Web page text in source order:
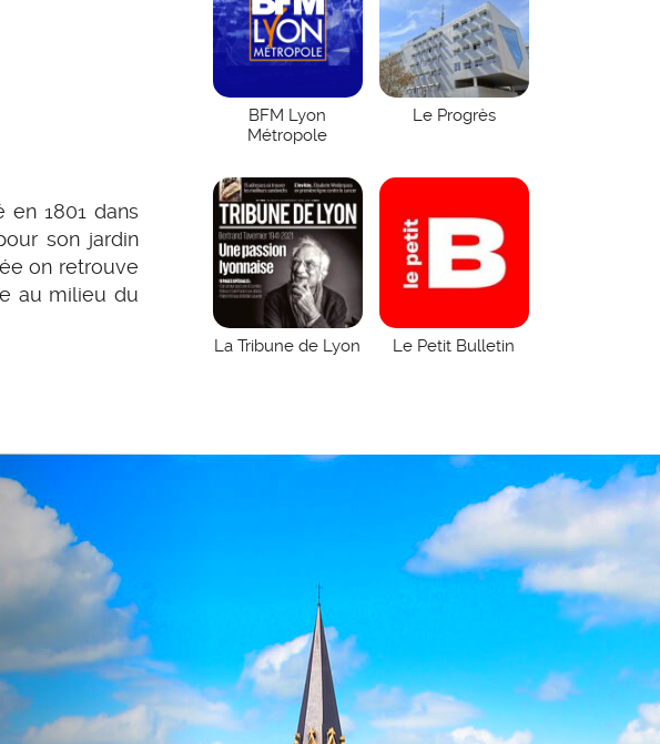
1801 dans
son jardin
on retrouve
au milieu du
BFM Lyon
Métropole
Le Progrès
La Tribune de Lyon Le Petit Bulletin